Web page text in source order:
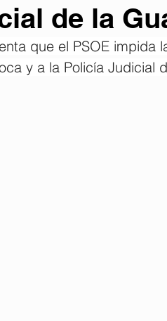
de la
que el PSOE impida
y a la Policía Judicial